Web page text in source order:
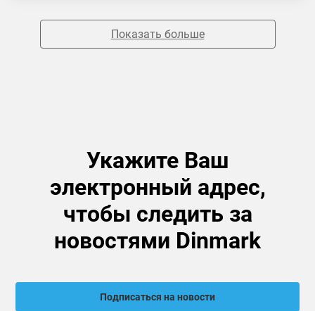
Показать больше
Укажите Ваш
электронный адрес,
чтобы следить за
новостями Dinmark
Подписаться на новости